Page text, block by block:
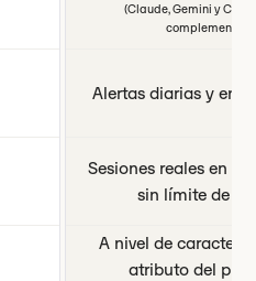
(Claude, Gemini y
complementos.)
Alertas diarias y en
Sesiones reales en el
sin límite de
A nivel de
atributo del